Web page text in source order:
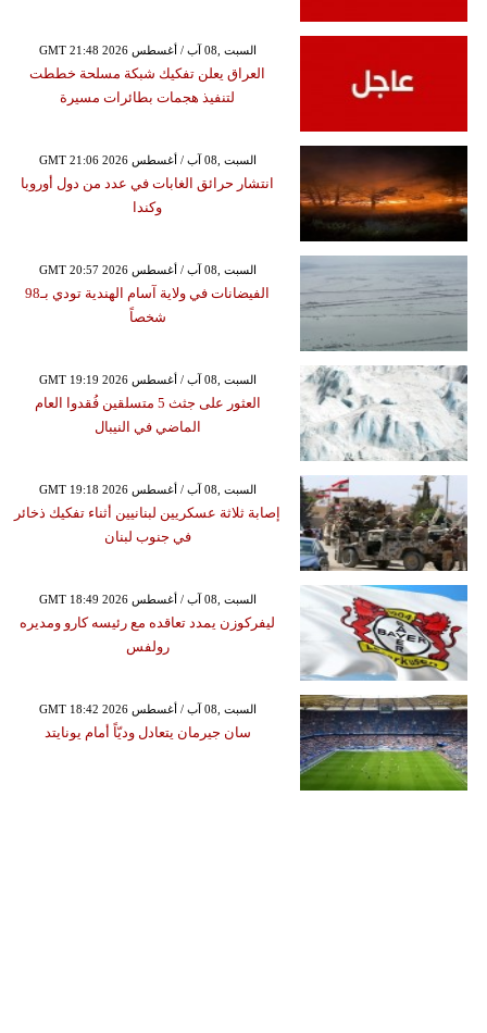
GMT 21:48 2026 السبت ,08 آب / أغسطس
العراق يعلن تفكيك شبكة مسلحة خططت
لتنفيذ هجمات بطائرات مسيرة
GMT 21:06 2026 السبت ,08 آب / أغسطس
انتشار حرائق الغابات في عدد من دول أوروبا
وكندا
GMT 20:57 2026 السبت ,08 آب / أغسطس
الفيضانات في ولاية آسام الهندية تودي بـ98
شخصاً
GMT 19:19 2026 السبت ,08 آب / أغسطس
العثور على جثث 5 متسلقين فُقدوا العام
الماضي في النيبال
GMT 19:18 2026 السبت ,08 آب / أغسطس
إصابة ثلاثة عسكريين لبنانيين أثناء تفكيك ذخائر
في جنوب لبنان
GMT 18:49 2026 السبت ,08 آب / أغسطس
ليفركوزن يمدد تعاقده مع رئيسه كارو ومديره
رولفس
GMT 18:42 2026 السبت ,08 آب / أغسطس
سان جيرمان يتعادل وديّاً أمام يونايتد